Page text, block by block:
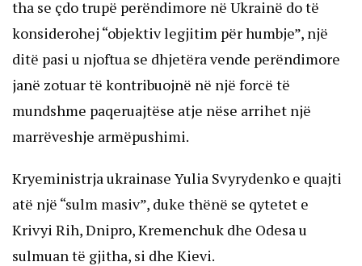
tha se çdo trupë perëndimore në Ukrainë do të
konsiderohej “objektiv legjitim për humbje”, një
ditë pasi u njoftua se dhjetëra vende perëndimore
janë zotuar të kontribuojnë në një forcë të
mundshme paqeruajtëse atje nëse arrihet një
marrëveshje armëpushimi.
Kryeministrja ukrainase Yulia Svyrydenko e quajti
atë një “sulm masiv”, duke thënë se qytetet e
Krivyi Rih, Dnipro, Kremenchuk dhe Odesa u
sulmuan të gjitha, si dhe Kievi.